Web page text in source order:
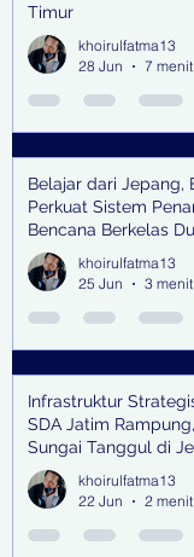
Timur
khoirulfatma13
28 Jun
7
Belajar dari Jepang,
Perkuat Sistem
Bencana Berkelas
khoirulfatma13
25 Jun
3
Infrastruktur
SDA Jatim
Sungai Tanggul di
Bangkitkan
dan Pengendali Banjir
khoirulfatma13
22 Jun
2